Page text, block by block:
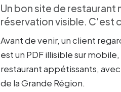
Un bon site de restaurant
réservation visible. C'est
Avant de venir, un client
est un PDF illisible sur
restaurant appétissants,
de la Grande Région.